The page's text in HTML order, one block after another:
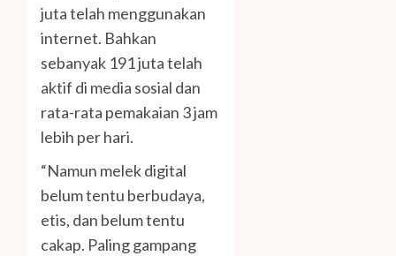
juta telah menggunakan
internet. Bahkan
sebanyak 191 juta telah
aktif di media sosial dan
rata-rata pemakaian 3 jam
lebih per hari.
“Namun melek digital
belum tentu berbudaya,
etis, dan belum tentu
cakap. Paling gampang